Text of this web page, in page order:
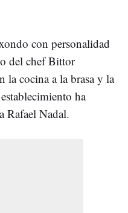
con personalidad
del chef Bittor
la cocina a la brasa y la
ha
Rafael Nadal.